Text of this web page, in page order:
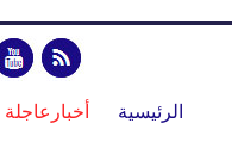
الرئيسية أخبارعاجلة